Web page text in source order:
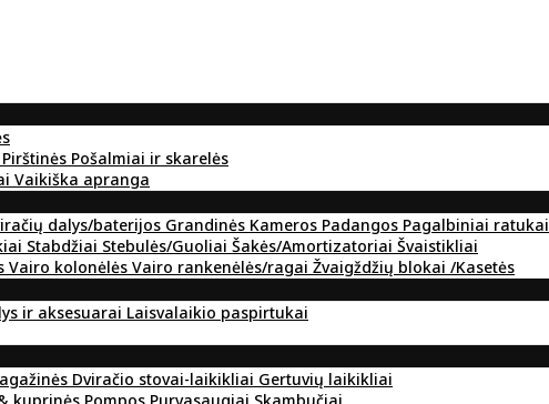
Pirštinės Pošalmiai ir skarelės
Vaikiška apranga
dalys/baterijos Grandinės Kameros Padangos Pagalbiniai ratukai
Stabdžiai Stebulės/Guoliai Šakės/Amortizatoriai Švaistikliai
Vairo kolonėlės Vairo rankenėlės/ragai Žvaigždžių blokai /Kasetės
ir aksesuarai Laisvalaikio paspirtukai
Dviračio stovai-laikikliai Gertuvių laikikliai